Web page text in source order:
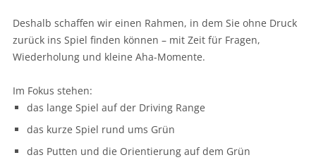
Deshalb schaffen wir einen Rahmen, in dem Sie ohne Druck
zurück ins Spiel finden können – mit Zeit für Fragen,
Wiederholung und kleine Aha-Momente.
Im Fokus stehen:
das lange Spiel auf der Driving Range
das kurze Spiel rund ums Grün
das Putten und die Orientierung auf dem Grün